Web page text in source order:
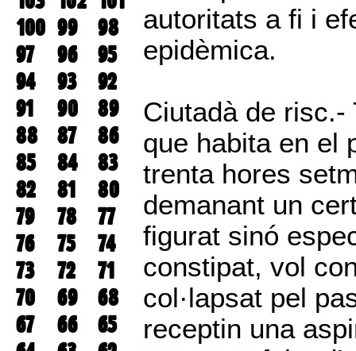
100 99
98
97
96
95
94
93
92
91
90
89
88
87
86
85
84
83
82
81
80
79
78
77
76
75
74
73
72
71
70
69
68
67
66
65
autoritats a fi i
epidèmica.
Ciutadà de risc.-
que habita en el
trenta hores
demanant un
figurat sinó
constipat, vol
col·lapsat pel
receptin una